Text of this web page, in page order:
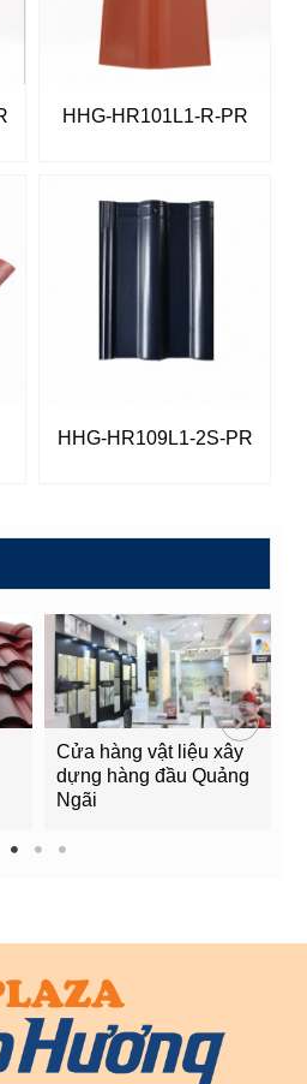
HHG-HR101L1-R-PR
HHG-HR109L1-2S-PR
Cửa hàng vật liệu xây
dựng hàng đầu Quảng
Ngãi
1 2 3